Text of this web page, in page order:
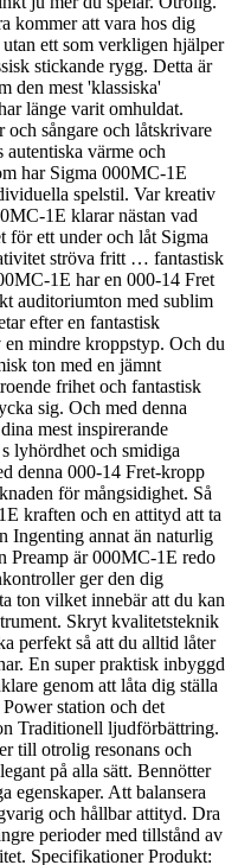
kommer att vara hos dig
ett som verkligen hjälper
stickande rygg. Detta är
den mest 'klassiska'
länge varit omhuldat.
och sångare och låtskrivare
värme och
har Sigma 000MC-1E
spelstil. Var kreativ
1E klarar nästan vad
för ett under och låt Sigma
ströva fritt … fantastisk
1E har en 000-14 Fret
auditoriumton med sublim
efter en fantastisk
mindre kroppstyp. Och du
ton med en jämnt
frihet och fantastisk
sig. Och med denna
mest inspirerande
lyhördhet och smidiga
denna 000-14 Fret-kropp
för mångsidighet. Så
kraften och en attityd att ta
Ingenting annat än naturlig
Preamp är 000MC-1E redo
ger den dig
ton vilket innebär att du kan
Skryt kvalitetsteknik
perfekt så att du alltid låter
En super praktisk inbyggd
genom att låta dig ställa
station och det
Traditionell ljudförbättring.
till otrolig resonans och
på alla sätt. Bennötter
egenskaper. Att balansera
och hållbar attityd. Dra
perioder med tillstånd av
Specifikationer Produkt: